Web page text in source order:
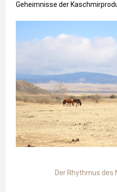
Geheimnisse der
Der Rhythmus des